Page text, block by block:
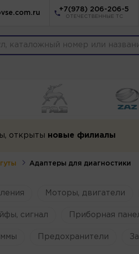
+7(978) 206-206-5
ОТЕЧЕСТВЕННЫЕ ТС
открыты новые филиалы
Адаптеры для диагностики
Моторы, двигатели
сигнал Приборная
Предохранители